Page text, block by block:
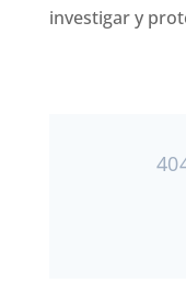
investigar y